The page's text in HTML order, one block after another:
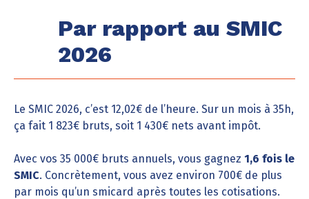
Par rapport au SMIC
2026
Le SMIC 2026, c’est 12,02€ de l’heure. Sur un mois à 35h,
ça fait 1 823€ bruts, soit 1 430€ nets avant impôt.
Avec vos 35 000€ bruts annuels, vous gagnez 1,6 fois le
SMIC. Concrètement, vous avez environ 700€ de plus
par mois qu’un smicard après toutes les cotisations.